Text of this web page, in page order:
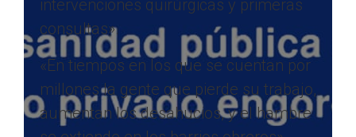
intervenciones quirúrgicas y primeras
consultas».
«En tiempos en los que se cuentan por
millones la gente que pierde su trabajo,
aumentan los desahucios, y el hambre